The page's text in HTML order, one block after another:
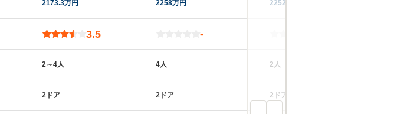
2173.3万円
3.5
2～4人
2ドア
2258万円
-
4人
2ドア
2252.9万円
2人
2ドア